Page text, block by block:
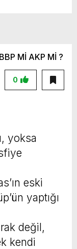
0
yoksa
eski
yaptığı
değil,
kendi